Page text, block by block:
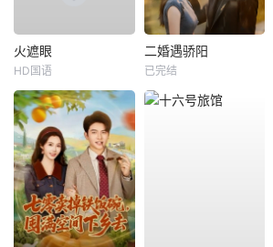
火遮眼
HD国语
二婚遇骄阳
已完结